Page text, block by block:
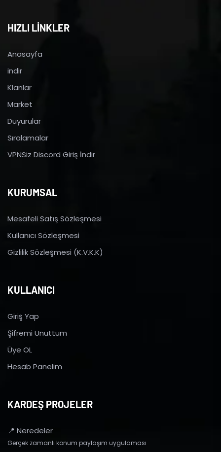
HIZLI LİNKLER
Anasayfa
indir
Klanlar
Market
Duyurular
Sıralamalar
VPNSiz Discord Giriş İndir
KURUMSAL
Mesafeli Satış Sözleşmesi
Kullanıcı Sözleşmesi
Gizlilik Sözleşmesi (K.V.K.K)
KULLANICI
Giriş Yap
Şifremi Unuttum
Üye OL
Hesab Panelim
KARDEŞ PROJELER
📍 Neredeler
Gerçek zamanlı konum paylaşım uygulaması